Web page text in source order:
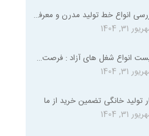
بررسی انواع خط تولید مدرن و معرفی تمامی استانداردهای لازم
31, 1404
لیست انواع شغل‌ های آزاد : فرصت‌های شغلی متنوع برای همه
31, 1404
تولید خانگی تضمین خرید از ما
31, 1404